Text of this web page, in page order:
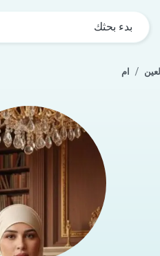
بدء بحثك
ام